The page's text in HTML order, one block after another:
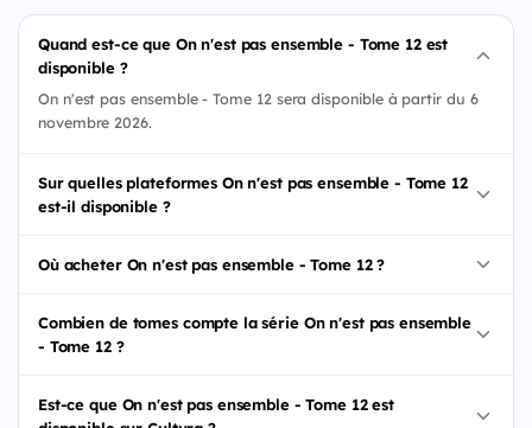
Quand est-ce que On n'est pas ensemble - Tome 12 est
disponible ?
On n'est pas ensemble - Tome 12 sera disponible à partir du 6
novembre 2026.
Sur quelles plateformes On n'est pas ensemble - Tome 12
est-il disponible ?
Où acheter On n'est pas ensemble - Tome 12 ?
Combien de tomes compte la série On n'est pas ensemble
- Tome 12 ?
Est-ce que On n'est pas ensemble - Tome 12 est